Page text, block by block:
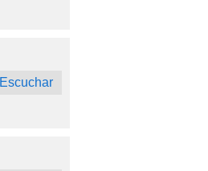
Escuchar